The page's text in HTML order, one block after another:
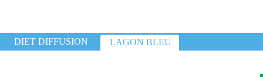
LAGON BLEU
DIET DIFFUSION